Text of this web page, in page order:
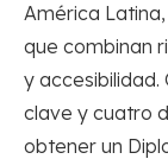
América
que combinan
y
clave y cuatro
obtener un